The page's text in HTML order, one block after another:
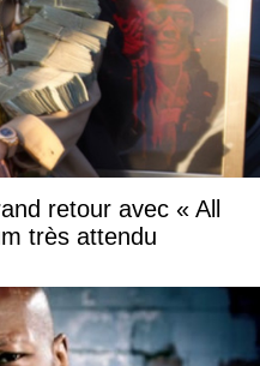
retour avec « All
très attendu